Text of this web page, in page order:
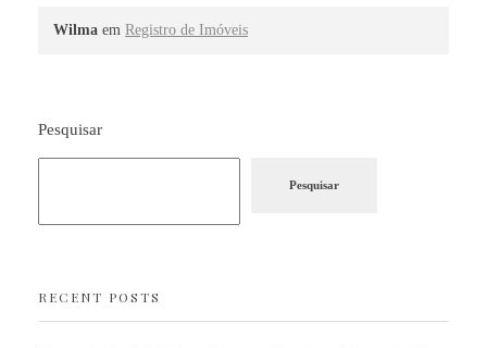
Wilma em Registro de Imóveis
Pesquisar
Pesquisar
RECENT POSTS